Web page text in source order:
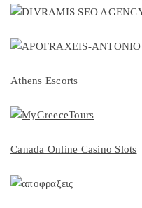
Athens Escorts
Canada Online Casino Slots